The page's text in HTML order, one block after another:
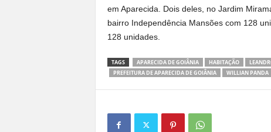
em Aparecida. Dois deles, no Jardim
bairro Independência Mansões com 128
128 unidades.
TAGS APARECIDA DE GOIÂNIA HABITAÇÃO
PREFEITURA DE APARECIDA DE GOIÂNIA
WILLIAN PANDA